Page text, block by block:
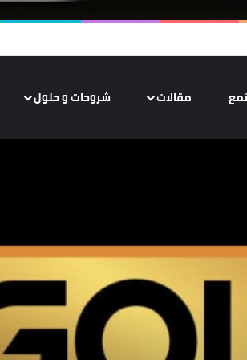
مقالات شروحات و حلول